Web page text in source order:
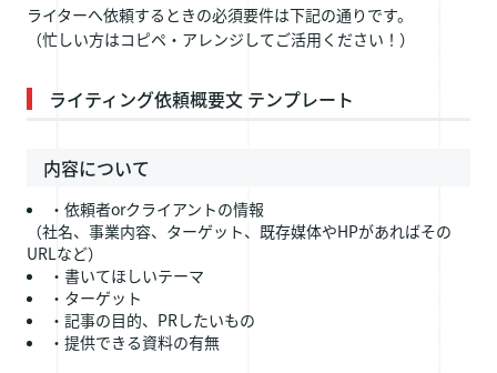
ライターへ依頼するときの必須要件は下記の通りです。
（忙しい方はコピペ・アレンジしてご活用ください！）
ライティング依頼概要文 テンプレート
内容について
・依頼者orクライアントの情報
（社名、事業内容、ターゲット、既存媒体やHPがあればその
URLなど）
・書いてほしいテーマ
・ターゲット
・記事の目的、PRしたいもの
・提供できる資料の有無